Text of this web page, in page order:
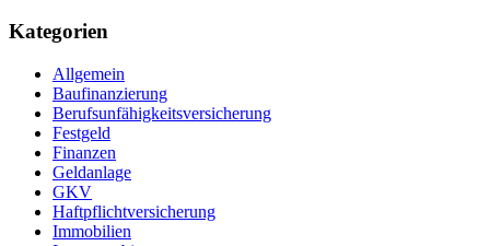
Kategorien
Allgemein
Baufinanzierung
Berufsunfähigkeitsversicherung
Festgeld
Finanzen
Geldanlage
GKV
Haftpflichtversicherung
Immobilien